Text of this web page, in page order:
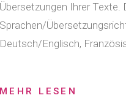
Übersetzungen Ihrer Texte.
Sprachen/
Deutsch/Englisch,
MEHR LESEN